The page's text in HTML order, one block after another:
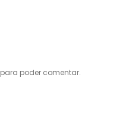
para poder comentar.